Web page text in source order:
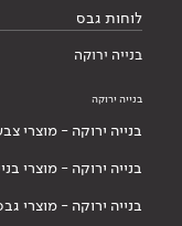
לוחות גבס
בנייה ירוקה
בנייה ירוקה
בנייה ירוקה - מוצרי
בנייה ירוקה - מוצרי
בנייה ירוקה - מוצרי